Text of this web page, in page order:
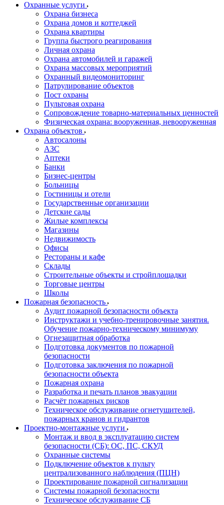
Охранные услуги
Охрана бизнеса
Охрана домов и коттеджей
Охрана квартиры
Группа быстрого реагирования
Личная охрана
Охрана автомобилей и гаражей
Охрана массовых мероприятий
Охранный видеомониторинг
Патрулирование объектов
Пост охраны
Пультовая охрана
Сопровождение товарно-материальных ценностей
Физическая охрана: вооруженная, невооруженная
Охрана объектов
Автосалоны
АЗС
Аптеки
Банки
Бизнес-центры
Больницы
Гостиницы и отели
Государственные организации
Детские сады
Жилые комплексы
Магазины
Недвижимость
Офисы
Рестораны и кафе
Склады
Строительные объекты и стройплощадки
Торговые центры
Школы
Пожарная безопасность
Аудит пожарной безопасности объекта
Инструктажи и учебно-тренировочные занятия.
Обучение пожарно-техническому минимуму
Огнезащитная обработка
Подготовка документов по пожарной
безопасности
Подготовка заключения по пожарной
безопасности объекта
Пожарная охрана
Разработка и печать планов эвакуации
Расчёт пожарных рисков
Техническое обслуживание огнетушителей,
пожарных кранов и гидрантов
Проектно-монтажные услуги
Монтаж и ввод в эксплуатацию систем
безопасности (СБ): ОС, ПС, СКУД
Охранные системы
Подключение объектов к пульту
централизованного наблюдения (ПЦН)
Проектирование пожарной сигнализации
Системы пожарной безопасности
Техническое обслуживание СБ